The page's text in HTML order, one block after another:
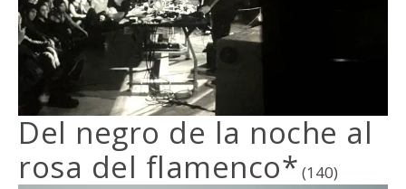
Del negro de la noche al
rosa del flamenco* (140)